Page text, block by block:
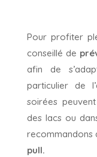
Pour profiter
conseillé de
afin de
particulier de
soirées
des lacs ou
recommandons
pull.